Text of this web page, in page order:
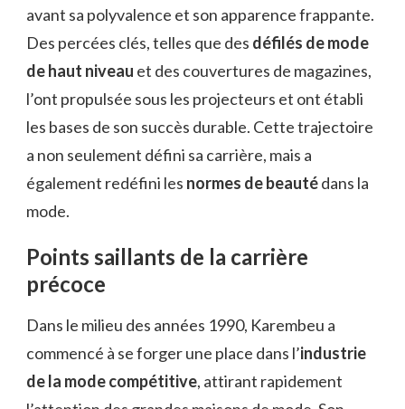
avant sa polyvalence et son apparence frappante.
Des percées clés, telles que des défilés de mode
de haut niveau et des couvertures de magazines,
l’ont propulsée sous les projecteurs et ont établi
les bases de son succès durable. Cette trajectoire
a non seulement défini sa carrière, mais a
également redéfini les normes de beautédans la
mode.
Points saillants de la carrière
précoce
Dans le milieu des années 1990, Karembeu a
commencé à se forger une place dans l’industrie
de la mode compétitive, attirant rapidement